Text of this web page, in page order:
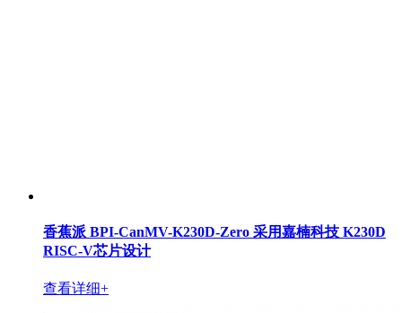
香蕉派 BPI-CanMV-K230D-Zero 采用嘉楠科技 K230D
RISC-V芯片设计
查看详细+